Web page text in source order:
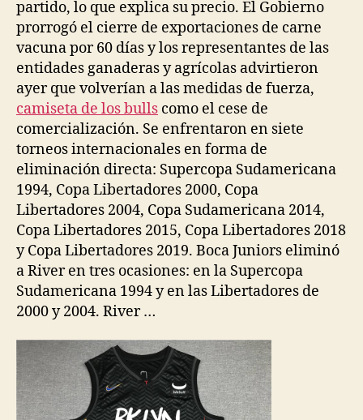
partido, lo que explica su precio. El Gobierno
prorrogó el cierre de exportaciones de carne
vacuna por 60 días y los representantes de las
entidades ganaderas y agrícolas advirtieron
ayer que volverían a las medidas de fuerza,
camiseta de los bulls como el cese de
comercialización. Se enfrentaron en siete
torneos internacionales en forma de
eliminación directa: Supercopa Sudamericana
1994, Copa Libertadores 2000, Copa
Libertadores 2004, Copa Sudamericana 2014,
Copa Libertadores 2015, Copa Libertadores 2018
y Copa Libertadores 2019. Boca Juniors eliminó
a River en tres ocasiones: en la Supercopa
Sudamericana 1994 y en las Libertadores de
2000 y 2004. River …